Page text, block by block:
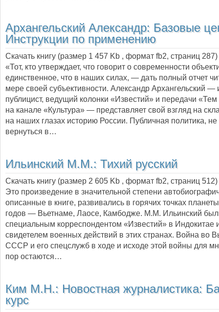
Архангельский Александр: Базовые
Инструкции по применению
Скачать книгу (размер 1 457 Kb , формат fb2, страниц 287
«Тот, кто утверждает, что говорит о современности
единственное, что в наших силах, — дать полный отчет
мере своей субъективности. Александр Архангельский —
публицист, ведущий колонки «Известий» и передачи
на канале «Культура» — представляет свой взгляд на
на наших глазах историю России. Публичная политика, не
вернуться в…
Ильинский М.М.: Тихий русский
Скачать книгу (размер 2 605 Kb , формат fb2, страниц 512
Это произведение в значительной степени
описанные в книге, развивались в горячих точках
годов — Вьетнаме, Лаосе, Камбодже. М.М. Ильинский был
специальным корреспондентом «Известий» в Индокитае
свидетелем военных действий в этих странах. Война во
СССР и его спецслужб в ходе и исходе этой войны для
пор остаются…
Ким М.Н.: Новостная журналистика:
курс